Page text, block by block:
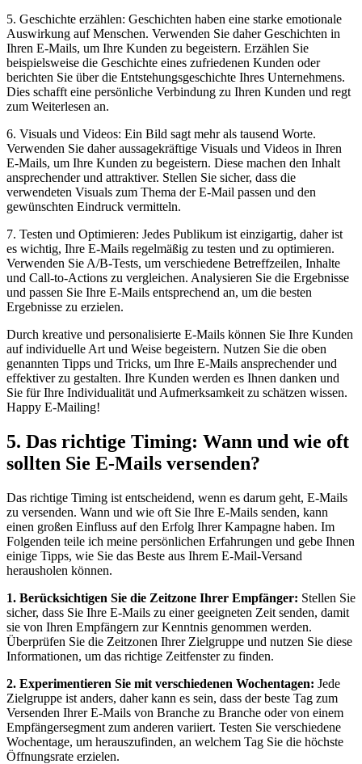
5. Geschichte erzählen: Geschichten haben eine starke emotionale
Auswirkung auf Menschen. Verwenden Sie daher Geschichten in
Ihren E-Mails, um Ihre Kunden zu begeistern. Erzählen Sie
beispielsweise die Geschichte eines zufriedenen Kunden oder
berichten Sie über die Entstehungsgeschichte Ihres Unternehmens.
Dies schafft eine persönliche Verbindung zu Ihren Kunden und regt
zum Weiterlesen an.
6. Visuals und Videos: Ein Bild sagt mehr als tausend Worte.
Verwenden Sie daher aussagekräftige Visuals und Videos in Ihren
E-Mails, um Ihre Kunden zu begeistern. Diese machen den Inhalt
ansprechender und attraktiver. Stellen Sie sicher, dass die
verwendeten Visuals zum Thema der E-Mail passen und den
gewünschten Eindruck vermitteln.
7. Testen und Optimieren: Jedes Publikum ist einzigartig, daher ist
es wichtig, Ihre E-Mails regelmäßig zu testen und zu optimieren.
Verwenden Sie A/B-Tests, um verschiedene Betreffzeilen, Inhalte
und Call-to-Actions zu vergleichen. Analysieren Sie die Ergebnisse
und passen Sie Ihre E-Mails entsprechend an, um die besten
Ergebnisse zu erzielen.
Durch kreative und personalisierte E-Mails können Sie Ihre Kunden
auf individuelle Art und Weise begeistern. Nutzen Sie die oben
genannten Tipps und Tricks, um Ihre E-Mails ansprechender und
effektiver zu gestalten. Ihre Kunden werden es Ihnen danken und
Sie für Ihre Individualität und Aufmerksamkeit zu schätzen wissen.
Happy E-Mailing!
5. Das richtige Timing: Wann und wie oft
sollten Sie E-Mails versenden?
Das richtige Timing ist entscheidend, wenn es darum geht, E-Mails
zu versenden. Wann und wie oft Sie Ihre E-Mails senden, kann
einen großen Einfluss auf den Erfolg Ihrer Kampagne haben. Im
Folgenden teile ich meine persönlichen Erfahrungen und gebe Ihnen
einige Tipps, wie Sie das Beste aus Ihrem E-Mail-Versand
herausholen können.
1. Berücksichtigen Sie die Zeitzone Ihrer Empfänger: Stellen Sie
sicher, dass Sie Ihre E-Mails zu einer geeigneten Zeit senden, damit
sie von Ihren Empfängern zur Kenntnis genommen werden.
Überprüfen Sie die Zeitzonen Ihrer Zielgruppe und nutzen Sie diese
Informationen, um das richtige Zeitfenster zu finden.
2. Experimentieren Sie mit verschiedenen Wochentagen: Jede
Zielgruppe ist anders, daher kann es sein, dass der beste Tag zum
Versenden Ihrer E-Mails von Branche zu Branche oder von einem
Empfängersegment zum anderen variiert. Testen Sie verschiedene
Wochentage, um herauszufinden, an welchem Tag Sie die höchste
Öffnungsrate erzielen.